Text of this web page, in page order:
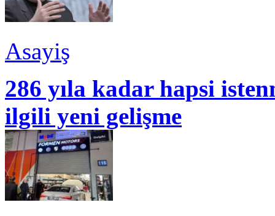
Asayiş
286 yıla kadar hapsi
ilgili yeni gelişme